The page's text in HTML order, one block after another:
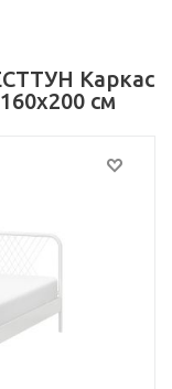
Каркас
см